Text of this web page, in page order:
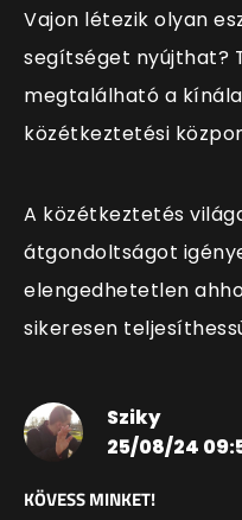
Vajon létezik olyan
segítséget nyújthat?
megtalálható a
közétkeztetési
A közétkeztetés
átgondoltságot
elengedhetetlen
sikeresen
Sziky
25/08/24
KÖVESS MINKET!